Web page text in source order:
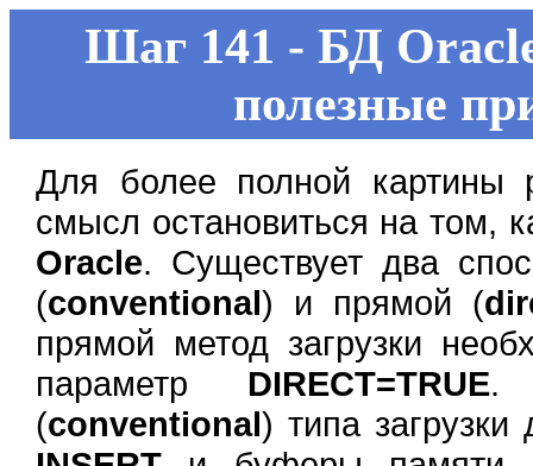
Шаг 141 - БД
полезные
Для более полной картины
смысл остановиться на том,
Oracle. Существует два
(conventional) и прямой (
прямой метод загрузки
параметр DIRECT=TRUE.
(conventional) типа